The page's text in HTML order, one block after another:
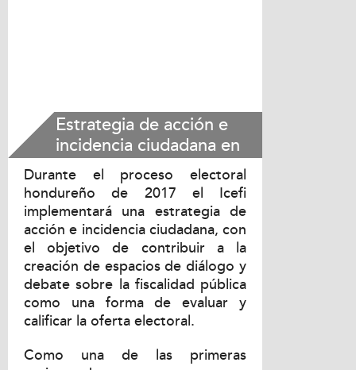
Estrategia de acción e
incidencia ciudadana en
marco de proceso
electoral 2017
Durante el proceso electoral
hondureño de 2017 el Icefi
implementará una estrategia de
acción e incidencia ciudadana, con
el objetivo de contribuir a la
creación de espacios de diálogo y
debate sobre la fiscalidad pública
como una forma de evaluar y
calificar la oferta electoral.
Como una de las primeras